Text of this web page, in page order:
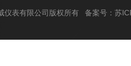
仪表有限公司版权所有 备案号：苏